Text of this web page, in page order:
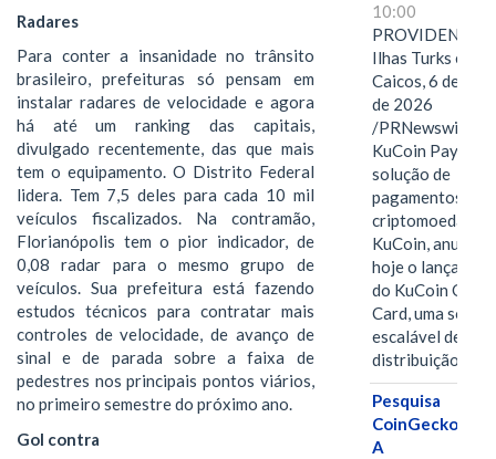
Radares
Para conter a insanidade no trânsito
brasileiro, prefeituras só pensam em
instalar radares de velocidade e agora
há até um ranking das capitais,
divulgado recentemente, das que mais
tem o equipamento. O Distrito Federal
lidera. Tem 7,5 deles para cada 10 mil
veículos fiscalizados. Na contramão,
Florianópolis tem o pior indicador, de
0,08 radar para o mesmo grupo de
veículos. Sua prefeitura está fazendo
estudos técnicos para contratar mais
controles de velocidade, de avanço de
sinal e de parada sobre a faixa de
pedestres nos principais pontos viários,
no primeiro semestre do próximo ano.
Gol contra
10:00
Ilhas Turks e
Caicos, 6 de
de 2026
/PRNewswire/
KuCoin Pay,
solução de
pagamentos em
criptomoedas da
KuCoin,
hoje o
do KuCoin Gift
Card, uma
escalável de
distribuição de…
Pesquisa
CoinGecko:
A